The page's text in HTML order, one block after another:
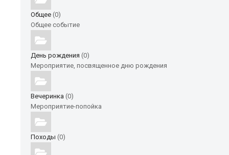
Общее (0)
Общее событие
День рождения (0)
Мероприятие, посвященное дню рождения
Вечеринка (0)
Мероприятие-попойка
Походы (0)